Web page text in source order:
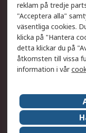
Support
Få hjälp
Leverans
Begär en
Om RS
Det juridiska
reklam på tredje
"Acceptera alla"
väsentliga cookies.
klicka på "Hantera
detta klickar du på
åtkomsten till vissa
information i vår